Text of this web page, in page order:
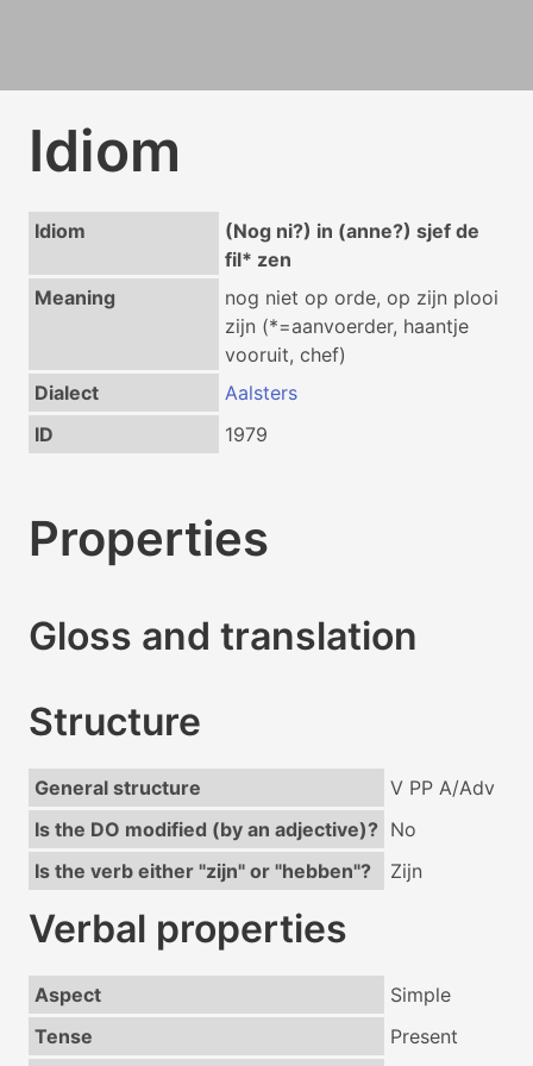
Idiom
Idiom
(Nog ni?) in (anne?) sjef de
fil* zen
Meaning
nog niet op orde, op zijn plooi
zijn (*=aanvoerder, haantje
vooruit, chef)
Dialect
Aalsters
ID
1979
Properties
Gloss and translation
Structure
General structure
V PP A/Adv
Is the DO modified (by an adjective)? No
Is the verb either "zijn" or "hebben"?
Zijn
Verbal properties
Aspect
Simple
Tense
Present